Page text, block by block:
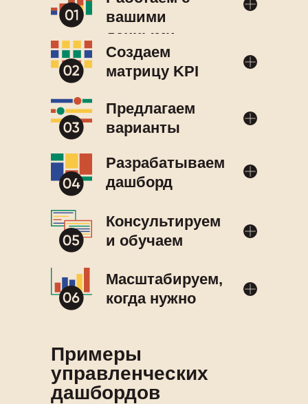
вашими
данными
Создаем
матрицу KPI
Предлагаем
варианты
Разрабатываем
дашборд
Консультируем
и обучаем
Масштабируем,
когда нужно
Примеры
управленческих
дашбордов